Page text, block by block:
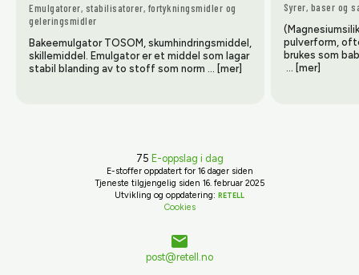
Emulgatorer, stabilisatorer, fortykningsmidler og
geleringsmidler
Bakeemulgator TOSOM, skumhindringsmiddel,
skillemiddel. Emulgator er et middel som lagar
stabil blanding av to stoff som norm … [mer]
Syrer, baser og
pulverform,
brukes som
… [mer]
75 E-oppslag i dag
E-stoffer oppdatert for 16 dager siden
Tjeneste tilgjengelig siden 16. februar 2025
Utvikling og oppdatering: RETELL
Cookies
post@retell.no